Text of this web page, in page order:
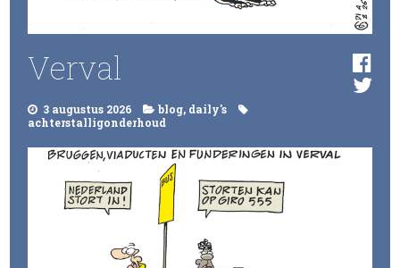
Verval
3 augustus 2026 blog, daily's
achterstalligonderhoud